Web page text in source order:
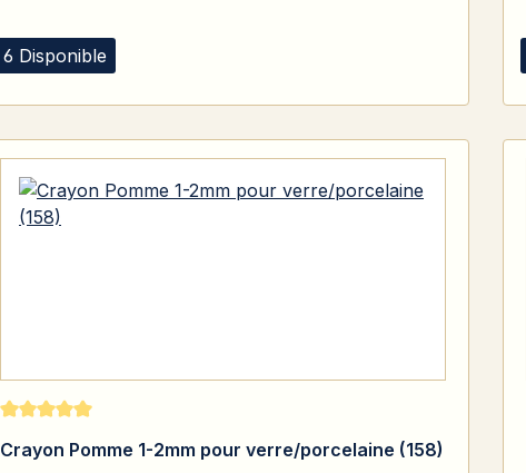
6 Disponible
Crayon Pomme 1-2mm pour verre/porcelaine (158)